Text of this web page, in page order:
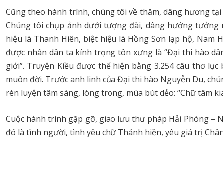
Cũng theo hành trình, chúng tôi về thăm, dâng hương
Chúng tôi chụp ảnh dưới tượng đài, dâng hướng
hiệu là Thanh Hiên, biệt hiệu là Hồng Sơn lạp hộ, Nam
được nhân dân ta kính trọng tôn xưng là “Đại thi hào
giới”. Truyện Kiều được thể hiện bằng 3.254 câu thơ
muôn đời. Trước anh linh của Đại thi hào Nguyễn Du,
rèn luyện tâm sáng, lòng trong, múa bút dẻo: “Chữ tâm
Cuộc hành trình gặp gỡ, giao lưu thư pháp Hải Phòng –
đó là tình người, tình yêu chữ Thánh hiền, yêu giá trị